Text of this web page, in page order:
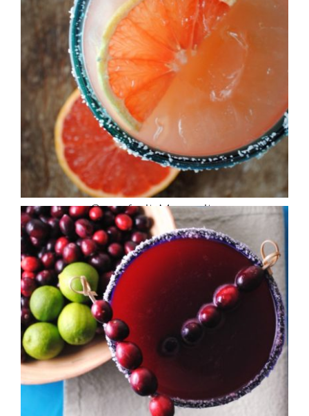
Grapefruit Margarita